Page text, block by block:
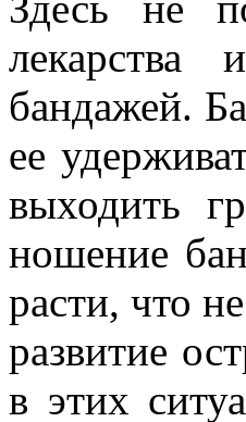
бандажей.
ее
выходить
ношение
расти, что
развитие
в этих